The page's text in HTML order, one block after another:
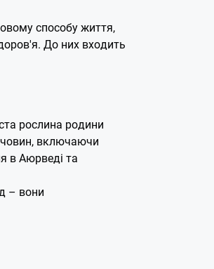
способу життя,
До них входить
рослина родини
включаючи
в Аюрведі та
– вони